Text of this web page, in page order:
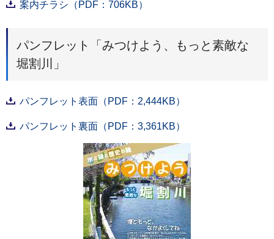
案内チラシ（PDF：706KB）
パンフレット「みつけよう、もっと素敵な
堀割川」
パンフレット表面（PDF：2,444KB）
パンフレット裏面（PDF：3,361KB）